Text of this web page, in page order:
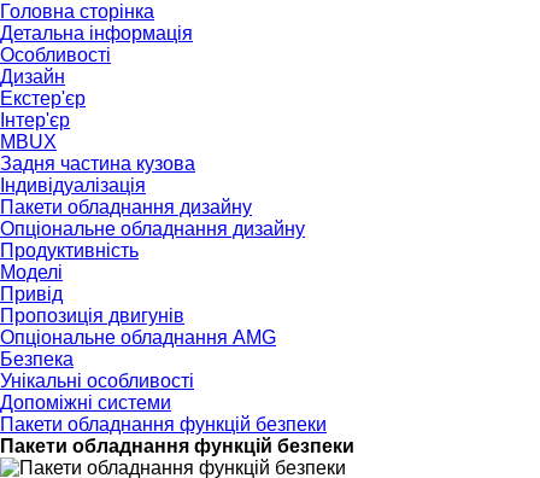
Головна сторінка
Детальна інформація
Особливості
Дизайн
Екстер'єр
Інтер'єр
MBUX
Задня частина кузова
Індивідуалізація
Пакети обладнання дизайну
Опціональне обладнання дизайну
Продуктивність
Моделі
Привід
Пропозиція двигунів
Опціональне обладнання AMG
Безпека
Унікальні особливості
Допоміжні системи
Пакети обладнання функцій безпеки
Пакети обладнання функцій безпеки